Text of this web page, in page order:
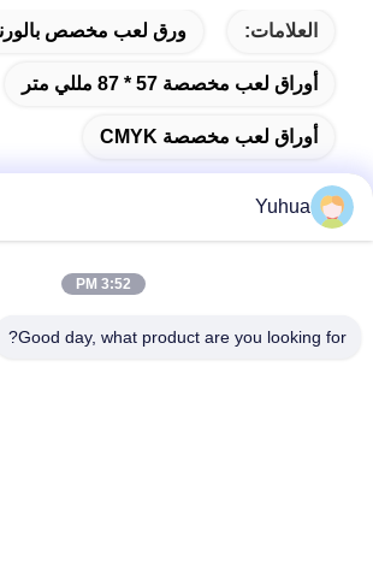
العلامات: ورق لعب مخصص
أوراق لعب مخصصة 57 * 87 مللي متر
أوراق لعب مخصصة CMYK
العنوان
Yuhua
3:52 PM
Good day, what product are you looking for?